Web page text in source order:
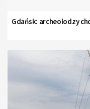
Gdańsk: archeolodzy